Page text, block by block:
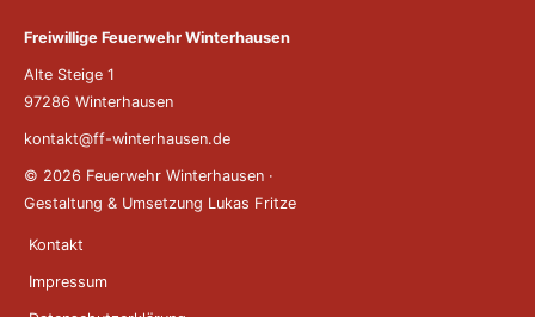
Freiwillige Feuerwehr Winterhausen
Alte Steige 1
97286 Winterhausen
kontakt@ff-winterhausen.de
© 2026 Feuerwehr Winterhausen ·
Gestaltung & Umsetzung Lukas Fritze
Kontakt
Impressum